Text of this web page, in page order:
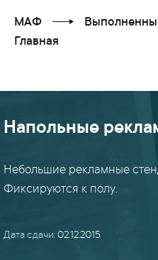
МАФ
Главная
ПРОЕКТОВ
ангары
Напольные
Небольшие рекламные
Фиксируются к полу.
Дата сдачи:02.12.2015